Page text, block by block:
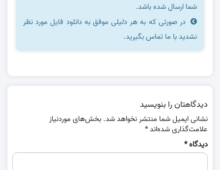
شما ارسال شده باشد.
در صورتی که به هر دلیلی موفق به دانلود فایل مورد نظر
نشدید با ما تماس بگیرید.
دیدگاهتان را بنویسید
نشانی ایمیل شما منتشر نخواهد شد. بخش‌های موردنیاز
علامت‌گذاری شده‌اند*
دیدگاه*